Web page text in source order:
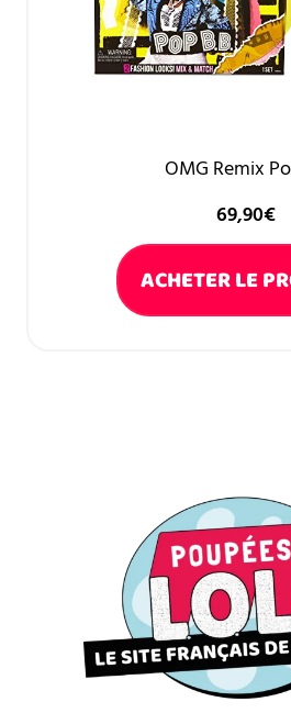
OMG Remix
69,90€
ACHETER LE